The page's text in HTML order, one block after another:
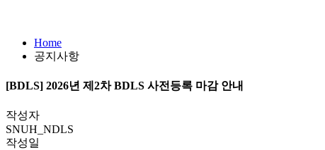
Home
공지사항
[BDLS] 2026년 제2차 BDLS 사전등록 마감 안내
작성자
SNUH_NDLS
작성일